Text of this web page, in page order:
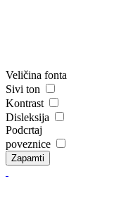
Veličina fonta
Sivi ton
Kontrast
Disleksija
Podcrtaj
poveznice
Zapamti